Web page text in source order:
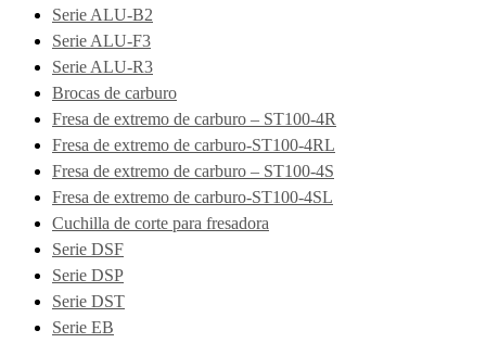
Serie ALU-B2
Serie ALU-F3
Serie ALU-R3
Brocas de carburo
Fresa de extremo de carburo – ST100-4R
Fresa de extremo de carburo-ST100-4RL
Fresa de extremo de carburo – ST100-4S
Fresa de extremo de carburo-ST100-4SL
Cuchilla de corte para fresadora
Serie DSF
Serie DSP
Serie DST
Serie EB